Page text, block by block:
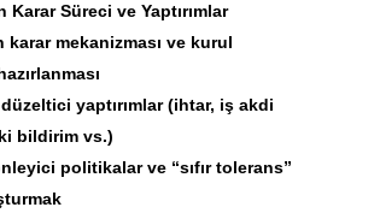
Karar Süreci ve Yaptırımlar
karar mekanizması ve kurul
yaptırımlar (ihtar, iş akdi
bildirim vs.)
politikalar ve “sıfır tolerans”